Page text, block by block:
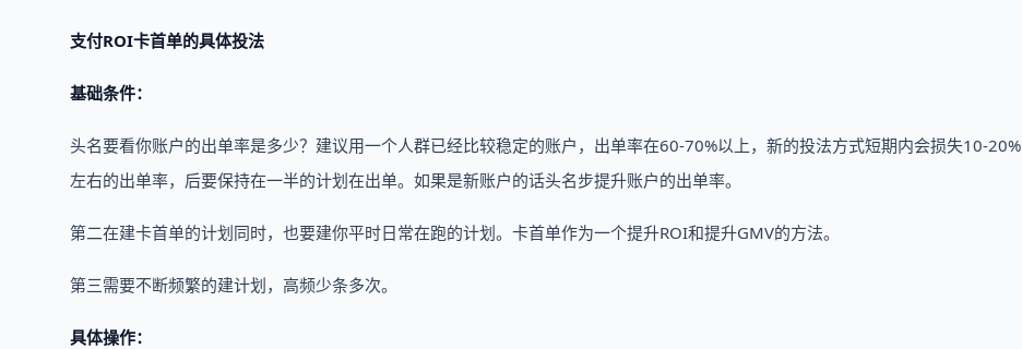
支付ROI卡首单的具体投法
基础条件：
头名要看你账户的出单率是多少？建议用一个人群已经比较稳定的账户，出单率在60-70%以上，新的投法方式短期内会损失10-20%
左右的出单率，后要保持在一半的计划在出单。如果是新账户的话头名步提升账户的出单率。
第二在建卡首单的计划同时，也要建你平时日常在跑的计划。卡首单作为一个提升ROI和提升GMV的方法。
第三需要不断频繁的建计划，高频少条多次。
具体操作：